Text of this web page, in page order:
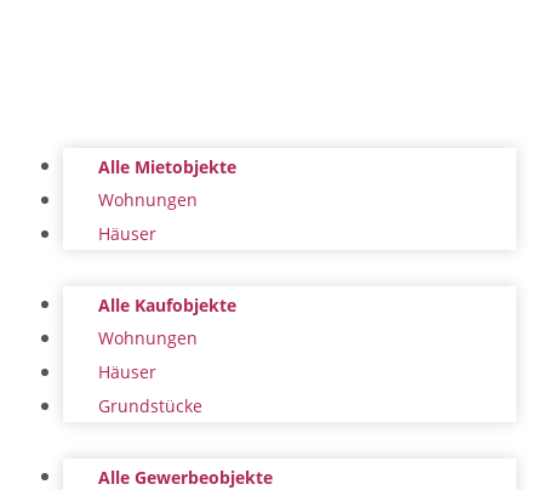
Alle Mietobjekte
Wohnungen
Häuser
Alle Kaufobjekte
Wohnungen
Häuser
Grundstücke
Alle Gewerbeobjekte